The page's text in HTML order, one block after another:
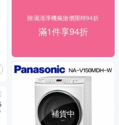
除濕清淨機瘋搶價限時94折
滿1件享94折
補貨中